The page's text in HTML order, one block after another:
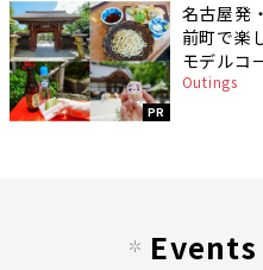
PR
名古屋発
前町で楽
モデルコ
Outings